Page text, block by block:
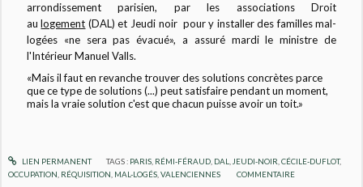
arrondissement parisien, par les associations Droit
aulogement (DAL) et Jeudi noir pour y installer des familles mal-
logées «ne sera pas évacué», a assuré mardi le ministre de
l'Intérieur Manuel Valls.
«Mais il faut en revanche trouver des solutions concrètes parce
que ce type de solutions (...) peut satisfaire pendant un moment,
mais la vraie solution c'est que chacun puisse avoir un toit.»
LIEN PERMANENT TAGS : PARIS, RÉMI-FÉRAUD, DAL JEUDI-NOIR CÉCILE-DUFLOT,
OCCUPATION RÉQUISITION MAL-LOGÉS ,VALENCIENNES COMMENTAIRE